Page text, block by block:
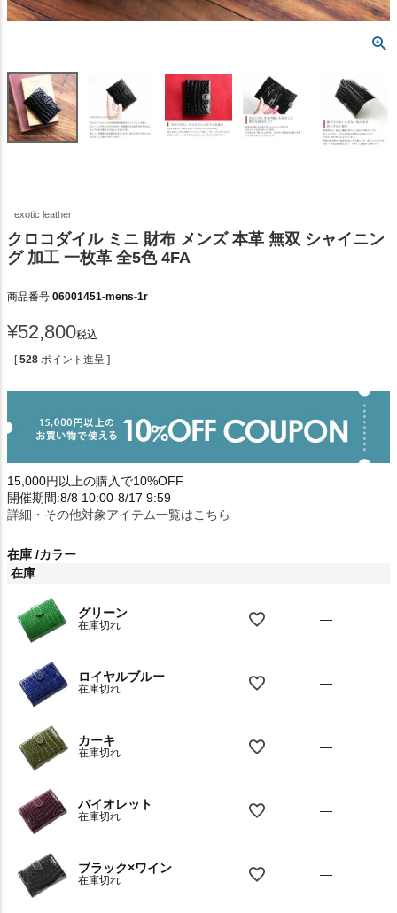
exotic leather
クロコダイル ミニ 財布 メンズ 本革 無双 シャイニン
グ 加工 一枚革 全5色 4FA
商品番号 06001451-mens-1r
¥52,800税込
[ 528 ポイント進呈 ]
15,000円以上の購入で10%OFF
開催期間:8/8 10:00-8/17 9:59
詳細・その他対象アイテム一覧はこちら
在庫 カラー
在庫
グリーン
在庫切れ —
ロイヤルブルー
在庫切れ —
カーキ
在庫切れ —
バイオレット
在庫切れ —
ブラック×ワイン
在庫切れ —